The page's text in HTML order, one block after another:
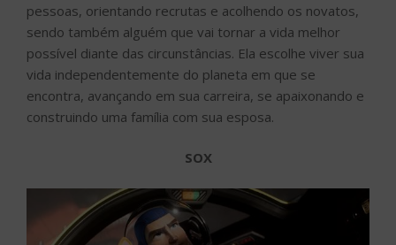
pessoas, orientando recrutas e acolhendo os novatos,
sendo também alguém que vai tornar a vida melhor
possível diante das circunstâncias. Ela escolhe viver sua
vida independentemente do planeta em que se
encontra, avançando em sua carreira, se apaixonando e
construindo uma família com sua esposa.
SOX